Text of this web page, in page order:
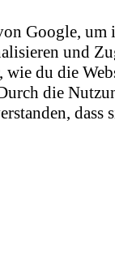
Google, um
und
du die
die
dass